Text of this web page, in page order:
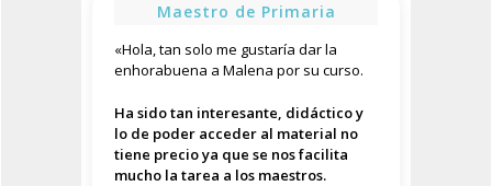
Maestro de Primaria
«Hola, tan solo me gustaría dar la
enhorabuena a Malena por su curso.
Ha sido tan interesante, didáctico y
lo de poder acceder al material no
tiene precio ya que se nos facilita
mucho la tarea a los maestros.